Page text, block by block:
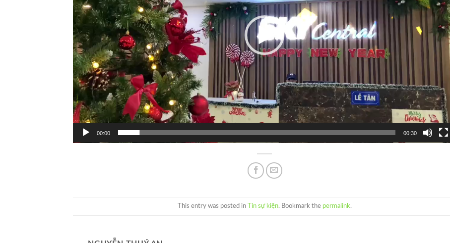
00:00 00:30
This entry was posted in Tin sự kiện. Bookmark the permalink.